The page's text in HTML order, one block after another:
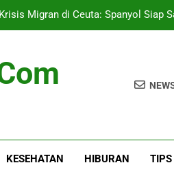
Krisis Migran di Ceuta: Spanyol Siap
Sering Catok Rambut yang
Pagar Stadion saat Nonton Timnas
Posisi Sebagai Pegawai,
KESEHATAN HIBURAN